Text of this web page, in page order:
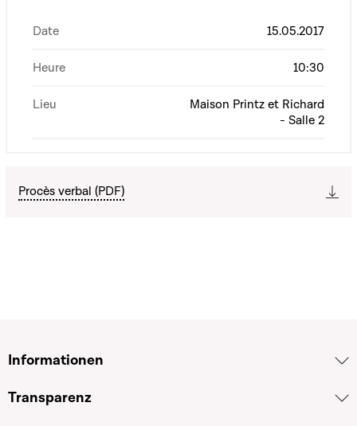
Date 15.05.2017
Heure 10:30
Lieu
Maison Printz et Richard
- Salle 2
Procès verbal (PDF)
Informationen
Transparenz